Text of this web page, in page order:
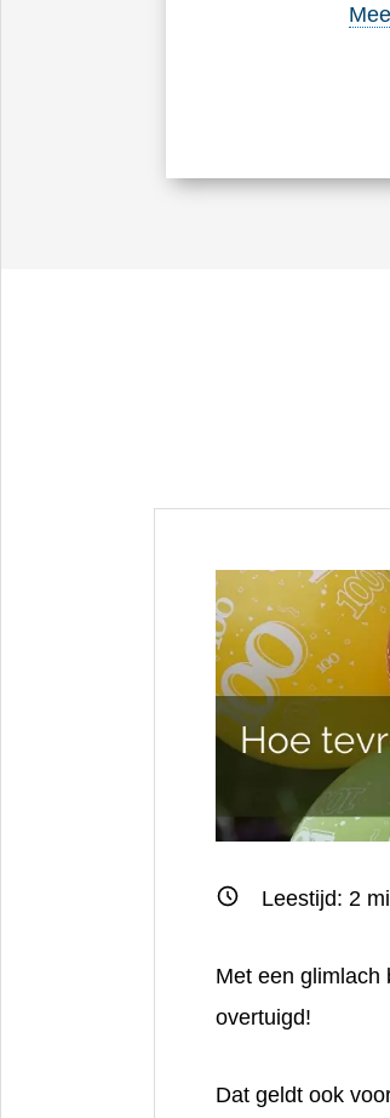
Leestijd: 2
Met een glimlach
overtuigd!
Dat geldt ook